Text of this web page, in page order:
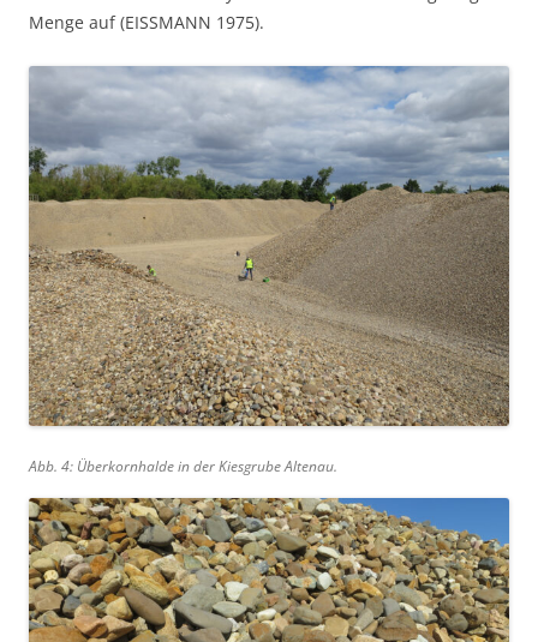
Menge auf (EISSMANN 1975).
Abb. 4: Überkornhalde in der Kiesgrube Altenau.